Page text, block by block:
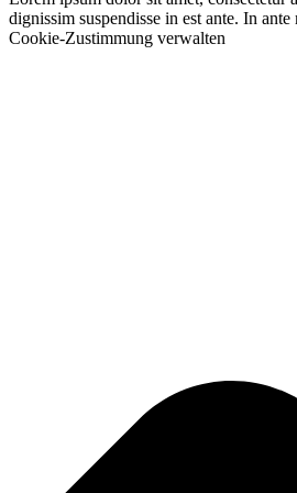
dignissim suspendisse in est ante. In ante
Cookie-Zustimmung verwalten